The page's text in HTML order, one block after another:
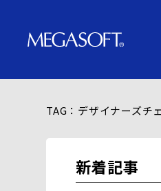
TAG：デザイナーズチ
新着記事